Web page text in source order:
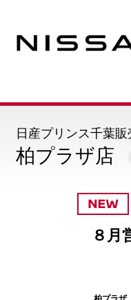
柏プラザ店
日産プリンス千葉